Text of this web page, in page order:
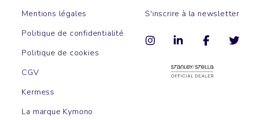
Mentions légales
Politique de confidentialité
Politique de cookies
CGV
Kermess
La marque Kymono
S'inscrire à la newsletter